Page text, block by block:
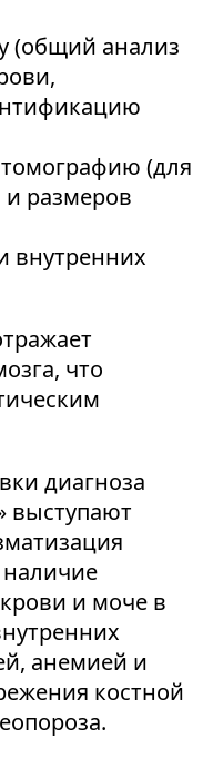
(общий анализ
(для
размеров
внутренних
что
диагноза
выступают
наличие
и моче в
анемией и
костной